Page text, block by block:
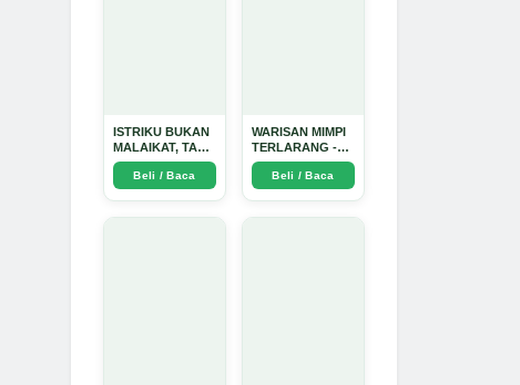
ISTRIKU BUKAN
MALAIKAT, TAPI
AKU JUGA
TIDAK SUCI -
Beli / Baca
WARISAN MIMPI
TERLARANG -
Arda Dinata
Beli / Baca